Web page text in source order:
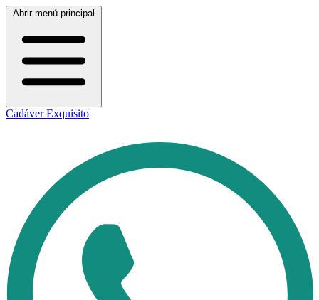
Abrir menú principal
Cadáver Exquisito